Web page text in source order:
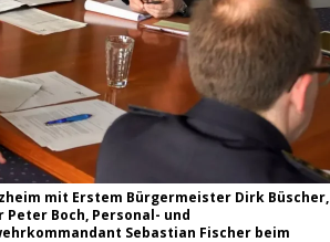
mit Erstem Bürgermeister Dirk Büscher,
Boch, Personal- und
Sebastian Fischer beim